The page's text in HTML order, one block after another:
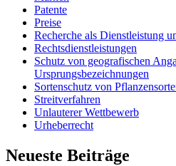
Patente
Preise
Recherche als Dienstleistung
Rechtsdienstleistungen
Schutz von geografischen
Ursprungsbezeichnungen
Sortenschutz von
Streitverfahren
Unlauterer Wettbewerb
Urheberrecht
Neueste Beiträge